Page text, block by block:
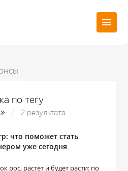
по тегу
2 результата
что поможет стать
уже сегодня
рос, растет и будет расти: по